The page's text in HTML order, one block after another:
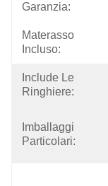
Garanzia:
Materasso
Incluso:
Include Le
Ringhiere:
Imballaggi
Particolari: